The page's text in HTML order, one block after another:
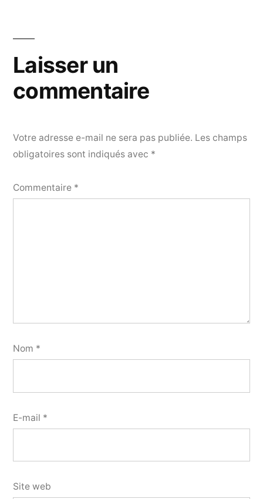
Laisser un
commentaire
Votre adresse e-mail ne sera pas publiée. Les champs
obligatoires sont indiqués avec *
Commentaire *
Nom *
E-mail *
Site web